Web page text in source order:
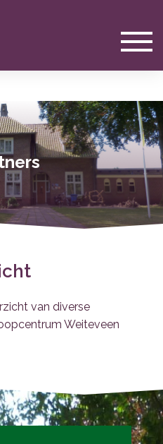
van diverse
Weiteveen